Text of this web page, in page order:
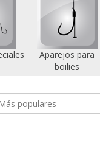
Aparejos para
boilies